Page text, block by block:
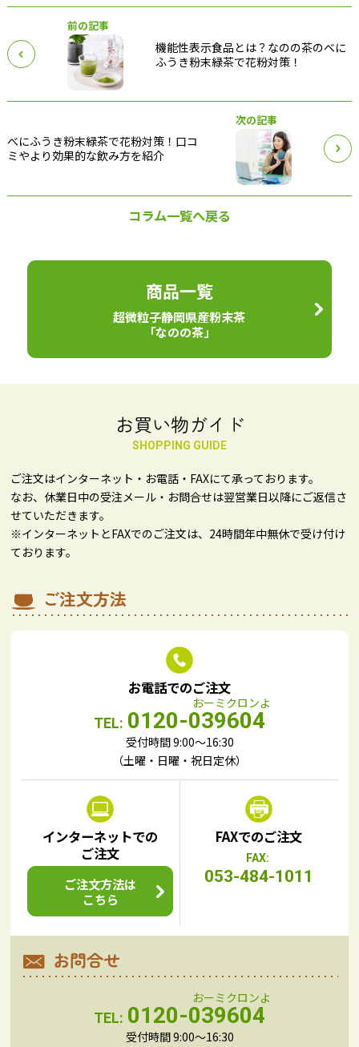
前の記事
機能性表示食品とは？なのの茶のべに
ふうき粉末緑茶で花粉対策！
コラム一覧へ戻る
べにふうき粉末緑茶で花粉対策！口コ
ミやより効果的な飲み方を紹介
次の記事
商品一覧
超微粒子静岡県産粉末茶
「なのの茶」
お買い物ガイド
SHOPPING GUIDE
ご注文はインターネット・お電話・FAXにて承っております。
なお、休業日中の受注メール・お問合せは翌営業日以降にご返信さ
せていただきます。
※インターネットとFAXでのご注文は、24時間年中無休で受け付け
ております。
ご注文方法
お電話でのご注文
TEL: 0120-039604
受付時間 9:00～16:30
（土曜・日曜・祝日定休）
インターネットでの
ご注文
ご注文方法は
こちら
FAXでのご注文
FAX:
053-484-1011
お問合せ
TEL: 0120-039604
受付時間 9:00～16:30